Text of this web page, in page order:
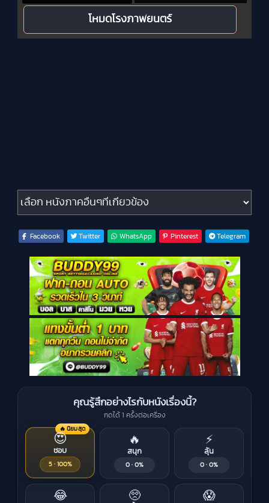
โหมดโรงภาพยนตร์
หนังภาคอื่นๆที่เกี่ยวข้อง
Facebook Twitter WhatsApp Pinterest Telegram
คุณรู้สึกอย่างไรกับหนังเรื่องนี้?
กดได้ 1 ครั้งต่อเครื่อง
🔥 นิยมสุด
😍
ชอบ
5 · 100%
🔥
สนุก
0 · 0%
⚡
ลุ้น
0 · 0%
😂 🥺 😱